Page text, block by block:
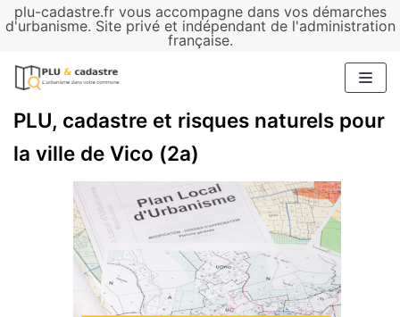
plu-cadastre.fr vous accompagne dans vos démarches
d'urbanisme. Site privé et indépendant de l'administration
française.
Aller
contenu
PLU, cadastre et risques naturels pour
la ville de Vico (2a)